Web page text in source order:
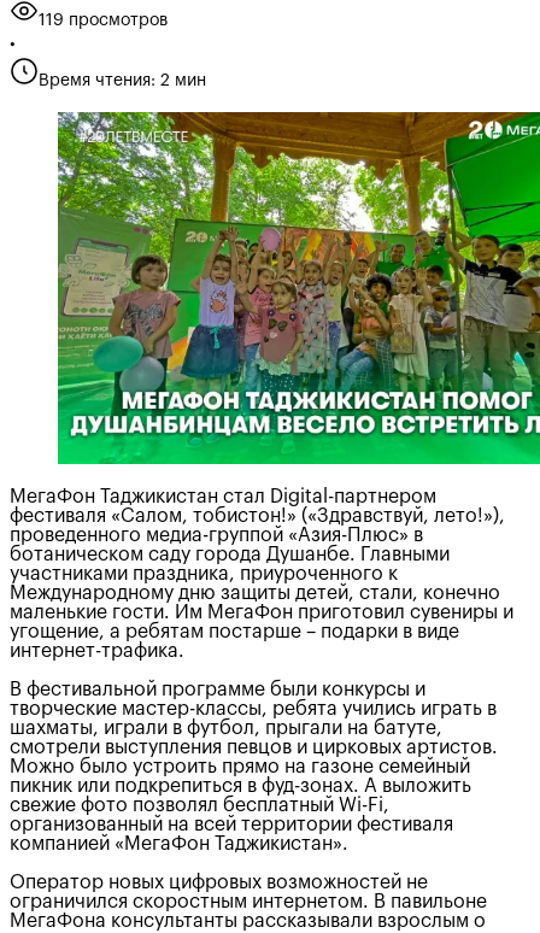
119 просмотров
•
Время чтения: 2 мин
МегаФон Таджикистан стал Digital-партнером
фестиваля «Салом, тобистон!» («Здравствуй, лето!»),
проведенного медиа-группой «Азия-Плюс» в
ботаническом саду города Душанбе. Главными
участниками праздника, приуроченного к
Международному дню защиты детей, стали, конечно
маленькие гости. Им МегаФон приготовил сувениры и
угощение, а ребятам постарше – подарки в виде
интернет-трафика.
В фестивальной программе были конкурсы и
творческие мастер-классы, ребята учились играть в
шахматы, играли в футбол, прыгали на батуте,
смотрели выступления певцов и цирковых артистов.
Можно было устроить прямо на газоне семейный
пикник или подкрепиться в фуд-зонах. А выложить
свежие фото позволял бесплатный Wi-Fi,
организованный на всей территории фестиваля
компанией «МегаФон Таджикистан».
Оператор новых цифровых возможностей не
ограничился скоростным интернетом. В павильоне
МегаФона консультанты рассказывали взрослым о